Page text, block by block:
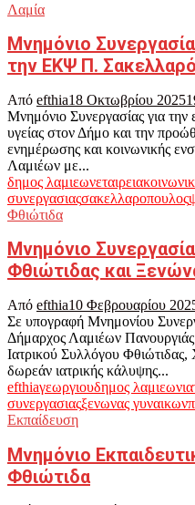
Λαμία
Μνημόνιο
την ΕΚΨ Π.
Από efthia18 Οκτωβρίου 2025
Μνημόνιο Συνεργασίας για
υγείας στον Δήμο και την
ενημέρωσης και κοινωνικής
Λαμιέων με...
δημος λαμιεωνεταιρεια
συνεργασιαςσακελλαροπουλος
Φθιώτιδα
Μνημόνιο
Φθιώτιδας και
Από efthia10 Φεβρουαρίου
Σε υπογραφή Μνημονίου
Δήμαρχος Λαμιέων
Ιατρικού Συλλόγου
δωρεάν ιατρικής κάλυψης...
efthiaγεωργιουδημος λαμιεων
συνεργασιαςξενωνας γυναικων
Εκπαίδευση
Μνημόνιο
Φθιώτιδα